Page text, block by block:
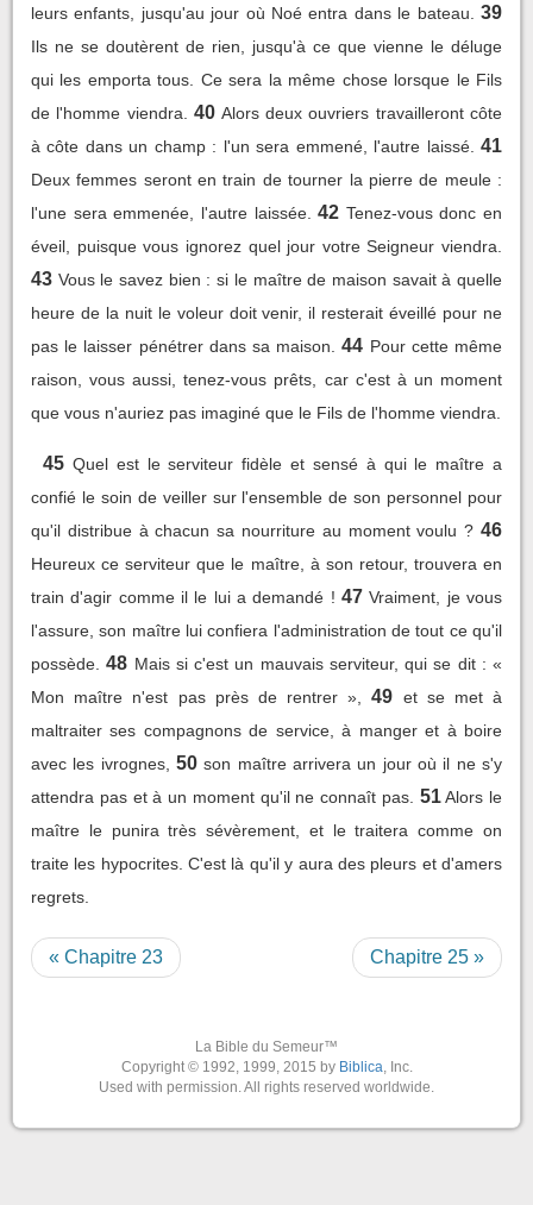
leurs enfants, jusqu'au jour où Noé entra dans le bateau.
39
Ils ne se doutèrent de rien, jusqu'à ce que vienne le déluge
qui les emporta tous. Ce sera la même chose lorsque le Fils
de l'homme viendra.
40 Alors deux ouvriers travailleront côte
à côte dans un champ : l'un sera emmené, l'autre laissé. 41
Deux femmes seront en train de tourner la pierre de meule :
l'une sera emmenée, l'autre laissée. 42 Tenez-vous donc en
éveil, puisque vous ignorez quel jour votre Seigneur viendra.
43 Vous le savez bien : si le maître de maison savait à quelle
heure de la nuit le voleur doit venir, il resterait éveillé pour ne
pas le laisser pénétrer dans sa maison.
44 Pour cette même
raison, vous aussi, tenez-vous prêts, car c'est à un moment
que vous n'auriez pas imaginé que le Fils de l'homme viendra.
45 Quel est le serviteur fidèle et sensé à qui le maître a
confié le soin de veiller sur l'ensemble de son personnel pour
qu'il distribue à chacun sa nourriture au moment voulu ? 46
Heureux ce serviteur que le maître, à son retour, trouvera en
train d'agir comme il le lui a demandé ! 47 Vraiment, je vous
l'assure, son maître lui confiera l'administration de tout ce qu'il
possède. 48 Mais si c'est un mauvais serviteur, qui se dit : «
Mon maître n'est pas près de rentrer »,
49 et se met à
maltraiter ses compagnons de service, à manger et à boire
avec les ivrognes, 50 son maître arrivera un jour où il ne s'y
attendra pas et à un moment qu'il ne connaît pas. 51 Alors le
maître le punira très sévèrement, et le traitera comme on
traite les hypocrites. C'est là qu'il y aura des pleurs et d'amers
regrets.
« Chapitre 23 Chapitre 25 »
La Bible du Semeur™
Copyright © 1992, 1999, 2015 by Biblica, Inc.
Used with permission. All rights reserved worldwide.